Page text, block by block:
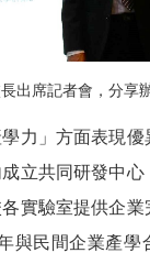
出席記者會，分享
力」方面表現優
立共同研發中心
實驗室提供企業
與民間企業產學